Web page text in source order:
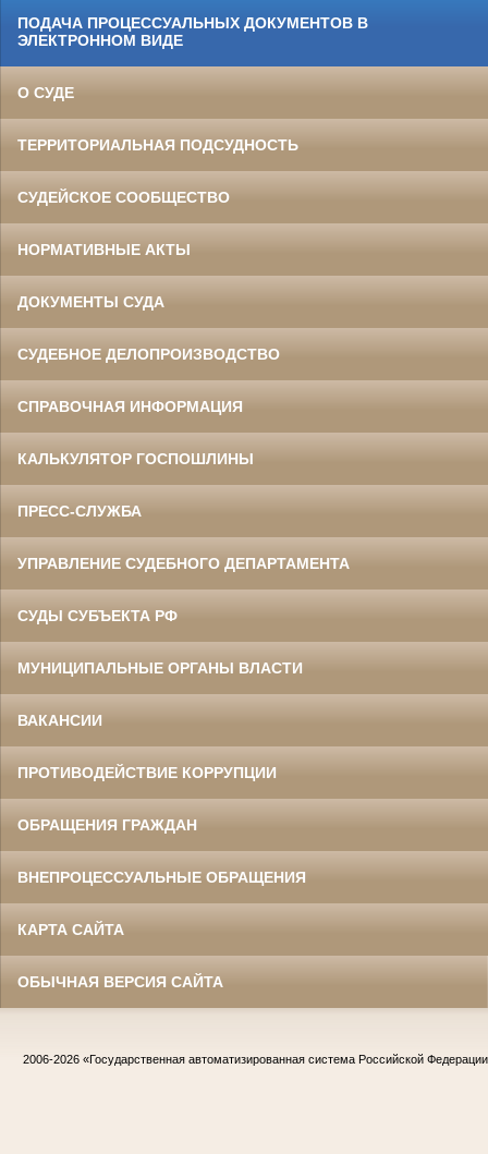
ПОДАЧА ПРОЦЕССУАЛЬНЫХ ДОКУМЕНТОВ В
ЭЛЕКТРОННОМ ВИДЕ
О СУДЕ
ТЕРРИТОРИАЛЬНАЯ ПОДСУДНОСТЬ
СУДЕЙСКОЕ СООБЩЕСТВО
НОРМАТИВНЫЕ АКТЫ
ДОКУМЕНТЫ СУДА
СУДЕБНОЕ ДЕЛОПРОИЗВОДСТВО
СПРАВОЧНАЯ ИНФОРМАЦИЯ
КАЛЬКУЛЯТОР ГОСПОШЛИНЫ
ПРЕСС-СЛУЖБА
УПРАВЛЕНИЕ СУДЕБНОГО ДЕПАРТАМЕНТА
СУДЫ СУБЪЕКТА РФ
МУНИЦИПАЛЬНЫЕ ОРГАНЫ ВЛАСТИ
ВАКАНСИИ
ПРОТИВОДЕЙСТВИЕ КОРРУПЦИИ
ОБРАЩЕНИЯ ГРАЖДАН
ВНЕПРОЦЕССУАЛЬНЫЕ ОБРАЩЕНИЯ
КАРТА САЙТА
ОБЫЧНАЯ ВЕРСИЯ САЙТА
2006-2026 «Государственная автоматизированная система Российской